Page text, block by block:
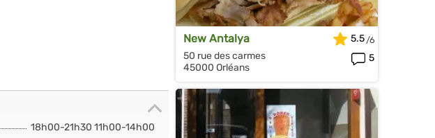
18h00-21h30 11h00-14h00
New Antalya
50 rue des carmes
45000 Orléans
5.5
5